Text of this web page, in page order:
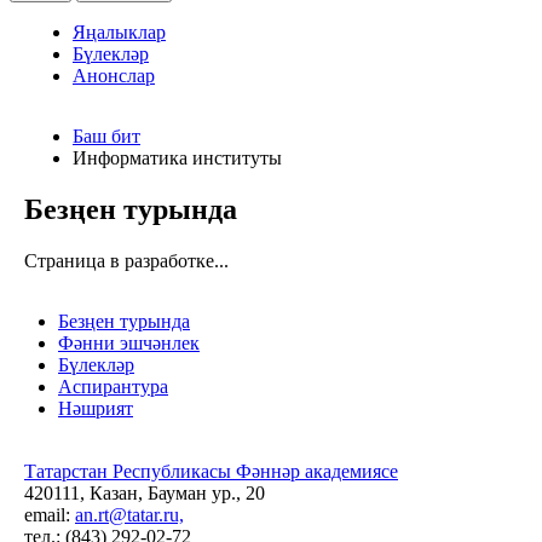
Яңалыклар
Бүлекләр
Анонслар
Баш бит
Информатика институты
Безңен турында
Страница в разработке...
Безңен турында
Фәнни эшчәнлек
Бүлекләр
Аспирантура
Нәшрият
Татарстан Республикасы Фәннәр академиясе
420111, Казан, Бауман ур., 20
email: an.rt@tatar.ru,
тел.: (843) 292-02-72